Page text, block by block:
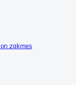
zakmes